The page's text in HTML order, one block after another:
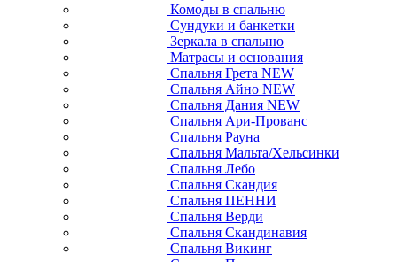
Комоды в спальню
Сундуки и банкетки
Зеркала в спальню
Матрасы и основания
Спальня Грета NEW
Спальня Айно NEW
Спальня Дания NEW
Спальня Ари-Прованс
Спальня Рауна
Спальня Мальта/Хельсинки
Спальня Лебо
Спальня Скандия
Спальня ПЕННИ
Спальня Верди
Спальня Скандинавия
Спальня Викинг